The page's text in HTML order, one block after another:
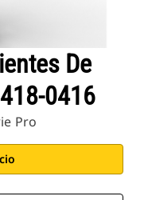
De
0416
Pro